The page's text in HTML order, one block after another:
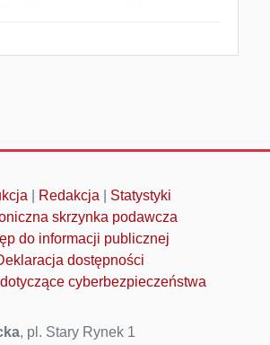
Redakcja
Statystyki
skrzynka podawcza
do informacji publicznej
dostępności
cyberbezpieczeństwa
, pl. Stary Rynek 1